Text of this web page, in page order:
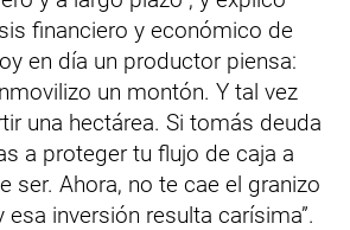
financiero y económico de
en día un productor piensa:
un montón. Y tal vez
una hectárea. Si tomás deuda
a proteger tu flujo de caja a
ser. Ahora, no te cae el granizo
inversión resulta carísima”.